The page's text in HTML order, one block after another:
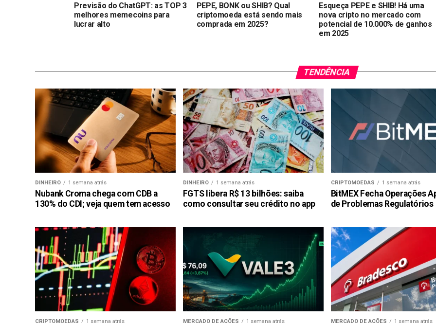
Previsão do ChatGPT: as TOP 3
melhores memecoins para
lucrar alto
PEPE, BONK ou SHIB? Qual
criptomoeda está sendo mais
comprada em 2025?
Esqueça PEPE e SHIB! Há uma
nova cripto no mercado com
potencial de 10.000% de ganhos
em 2025
TENDÊNCIA
DINHEIRO 1 semana atrás
Nubank Croma chega com CDB a
130% do CDI; veja quem tem acesso
DINHEIRO 1 semana atrás
FGTS libera R$ 13 bilhões: saiba
como consultar seu crédito no app
CRIPTOMOEDAS 1 semana atrás
BitMEX Fecha Operações
de Problemas Regulatórios
CRIPTOMOEDAS 1 semana atrás MERCADO DE AÇÕES 1 semana atrás MERCADO DE AÇÕES 1 semana atrás